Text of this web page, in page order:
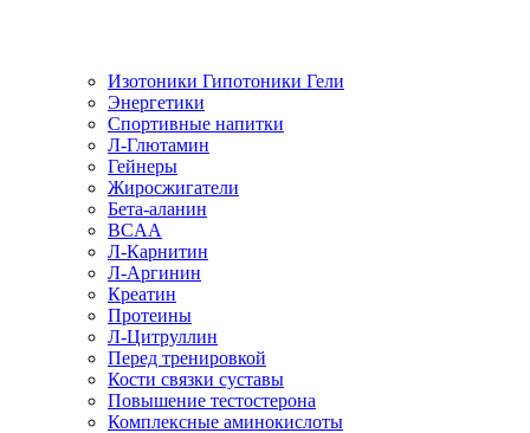
Изотоники Гипотоники Гели
Энергетики
Спортивные напитки
Л-Глютамин
Гейнеры
Жиросжигатели
Бета-аланин
BCAA
Л-Карнитин
Л-Аргинин
Креатин
Протеины
Л-Цитруллин
Перед тренировкой
Кости связки суставы
Повышение тестостерона
Комплексные аминокислоты